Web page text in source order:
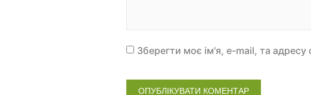
Зберегти моє ім'я, e-mail, та адресу